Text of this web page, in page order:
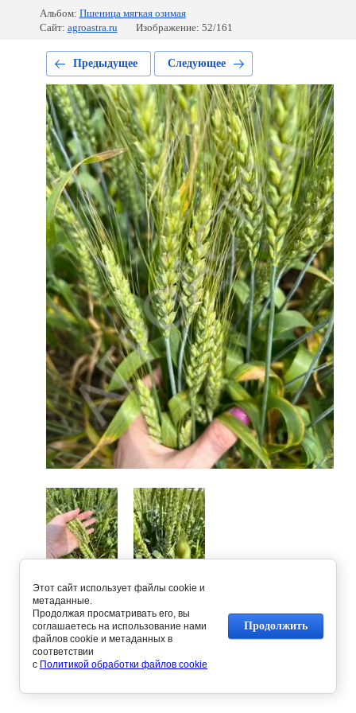
Альбом: Пшеница мягкая озимая
Сайт: agroastra.ru Изображение: 52/161
Предыдущее Следующее
Предыдущее
Вернуться в галерею
Этот сайт использует файлы cookie и
метаданные.
Продолжая просматривать его, вы
соглашаетесь на использование нами
файлов cookie и метаданных в
соответствии
с Политикой обработки файлов cookie
Продолжить